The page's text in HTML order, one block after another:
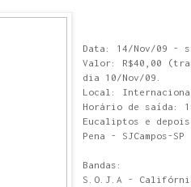
Data: 14/Nov/09 -
Valor: R$40,00
dia 10/Nov/09.
Local:
Horário de saída:
Eucaliptos e
Pena - SJCampos-SP
Bandas:
S.O.J.A -